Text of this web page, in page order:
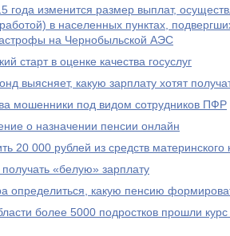
года изменится размер выплат,
в населенных пунктах,
на Чернобыльской АЭС
старт в оценке качества госуслуг
выясняет, какую зарплату хотят
мошенники под видом сотрудников ПФР
о назначении пенсии онлайн
20 000 рублей из средств материнского
«белую» зарплату
определиться, какую пенсию
более 5000 подростков прошли